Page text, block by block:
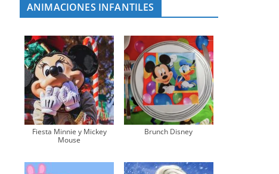
ANIMACIONES INFANTILES
Fiesta Minnie y Mickey
Mouse
Brunch Disney